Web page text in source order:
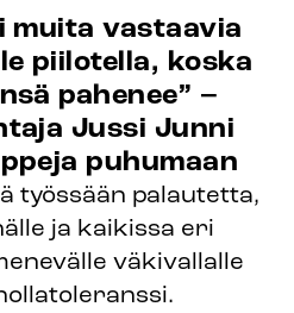
muita vastaavia
piilotella, koska
pahenee” –
Jussi Junni
puhumaan
työssään palautetta,
ja kaikissa eri
väkivallalle